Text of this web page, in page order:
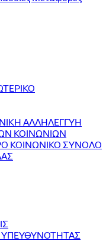
ΑΛΛΗΛΕΓΓΥΗ
ΚΟΙΝΩΝΙΩΝ
ΚΟΙΝΩΝΙΚΟ ΣΥΝΟΛΟ
ΥΠΕΥΘΥΝΟΤΗΤΑΣ